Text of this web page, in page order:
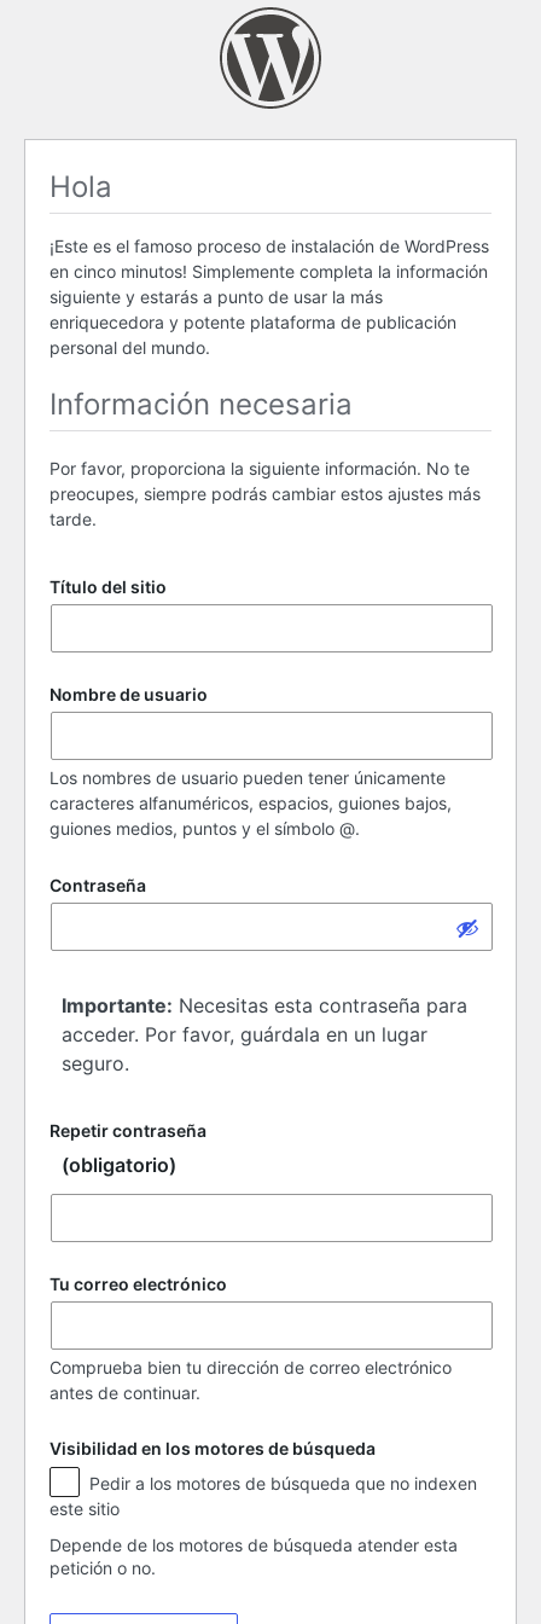
Hola
¡Este es el famoso proceso de instalación de WordPress
en cinco minutos! Simplemente completa la información
siguiente y estarás a punto de usar la más
enriquecedora y potente plataforma de publicación
personal del mundo.
Información necesaria
Por favor, proporciona la siguiente información. No te
preocupes, siempre podrás cambiar estos ajustes más
tarde.
Título del sitio
Nombre de usuario
Los nombres de usuario pueden tener únicamente
caracteres alfanuméricos, espacios, guiones bajos,
guiones medios, puntos y el símbolo @.
Contraseña
Importante: Necesitas esta contraseña para
acceder. Por favor, guárdala en un lugar
seguro.
Repetir contraseña
(obligatorio)
Tu correo electrónico
Comprueba bien tu dirección de correo electrónico
antes de continuar.
Visibilidad en los motores de búsqueda
Visibilidad
en
los
motores
de
búsqueda
este sitio
Depende de los motores de búsqueda atender esta
petición o no.